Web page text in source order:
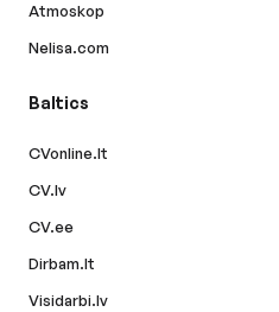
Atmoskop
Nelisa.com
Baltics
CVonline.lt
CV.lv
CV.ee
Dirbam.lt
Visidarbi.lv